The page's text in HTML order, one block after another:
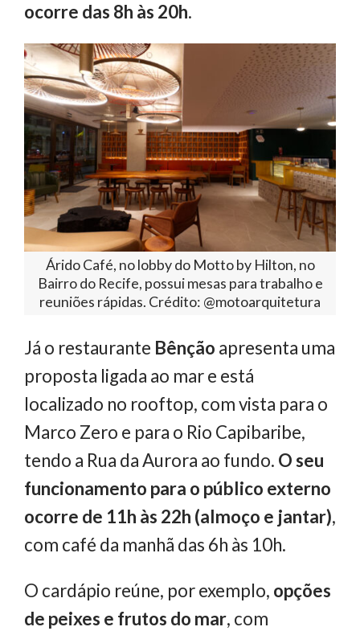
ocorre das 8h às 20h.
Árido Café, no lobby do Motto by Hilton, no
Bairro do Recife, possui mesas para trabalho e
reuniões rápidas. Crédito: @motoarquitetura
Já o restaurante Bênção apresenta uma
proposta ligada ao mar e está
localizado no rooftop, com vista para o
Marco Zero e para o Rio Capibaribe,
tendo a Rua da Aurora ao fundo. O seu
funcionamento para o público externo
ocorre de 11h às 22h (almoço e jantar),
com café da manhã das 6h às 10h.
O cardápio reúne, por exemplo, opções
de peixes e frutos do mar, com